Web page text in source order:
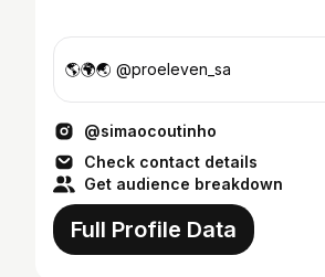
🌎🌍🌏 @proeleven_sa
@simaocoutinho
Check contact details
Get audience breakdown
Full Profile Data